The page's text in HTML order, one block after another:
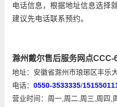
电话信息，根据地址信息选择
建议先电话联系预约。
滁州戴尔售后服务网点CCC-
地址：安徽省滁州市琅琊区丰乐
电话： 0550-3533335/
营业时间：周一,周二,周三,周四,